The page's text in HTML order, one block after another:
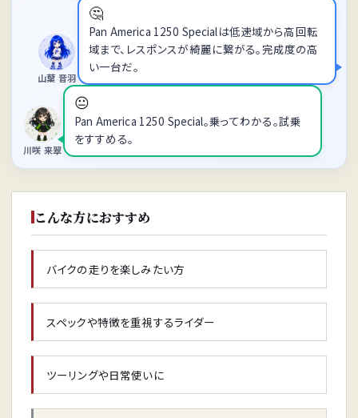
🤔
Pan America 1250 Specialは低速域から高回転
域まで、レスポンスが綺麗に繋がる。完成度の高
い一台だ。
山葉 音羽
川咲 来翠
😐
Pan America 1250 Special。乗ってわかる。試乗
をすすめる。
こんな方におすすめ
バイクの走りを楽しみたい方
スペックや特徴を重視するライダー
ツーリングや日常使いに